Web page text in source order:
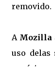
removido.
A Mozilla
uso delas